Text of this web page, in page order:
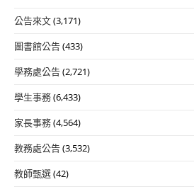
公告來文(3,171)
圖書館公告(433)
學務處公告(2,721)
學生事務(6,433)
家長事務(4,564)
教務處公告(3,532)
教師甄選(42)